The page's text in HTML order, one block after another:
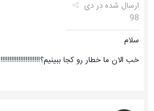
ارسال شده دردی
98
سلام
خب الان ما خطار رو کجا ببینیم؟!!!!!!!!!!!!!!!!!!!!!!